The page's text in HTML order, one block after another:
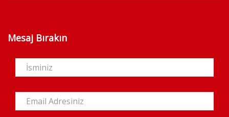
Mesaj Bırakın